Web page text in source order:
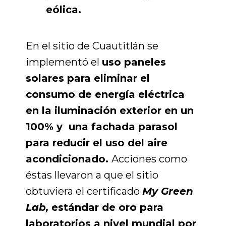
eólica.
En el sitio de Cuautitlán se
implementó el uso paneles
solares para eliminar el
consumo de energía eléctrica
en la iluminación exterior en un
100%y una fachada parasol
para reducir el uso del aire
acondicionado.Acciones como
éstas llevaron a que el sitio
obtuviera el certificadoMy Green
Lab, estándar de oro para
laboratorios a nivel mundial por